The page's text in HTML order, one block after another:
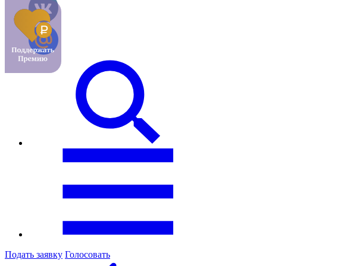
Подать заявку Голосовать